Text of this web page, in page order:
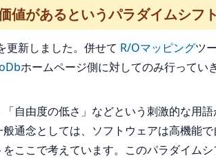
値があるというパラダイムシフト
新しました。併せて R/Oマッピングツ
ホームページ側に対してのみ行ってい
自由度の低さ」などという刺激的な用
通念としては、ソフトウェアは高機能
ここで考えています。このパラダイム